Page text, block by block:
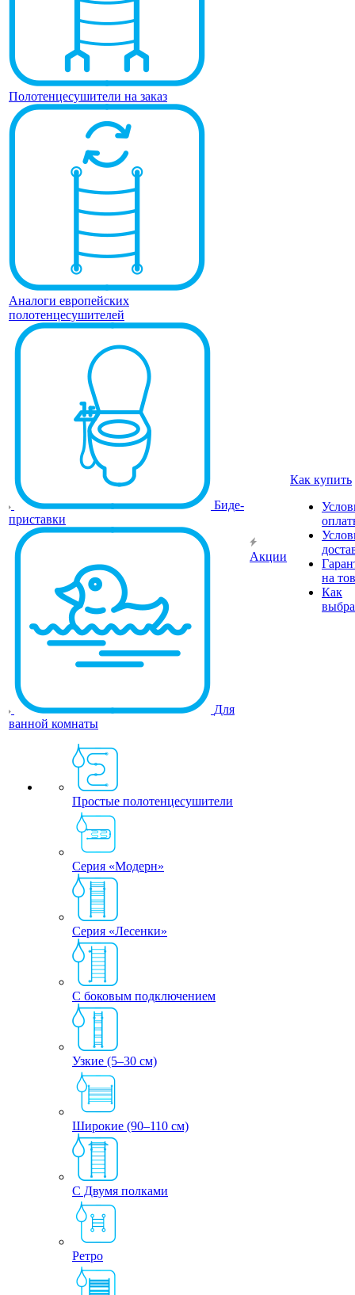
Полотенцесушители на заказ
Аналоги европейских
полотенцесушителей
Биде-
приставки
Для
ванной комнаты
Простые полотенцесушители
Серия «Модерн»
Серия «Лесенки»
С боковым подключением
Узкие (5–30 см)
Широкие (90–110 см)
С Двумя полками
Ретро
Акции
Как купить
на
Как